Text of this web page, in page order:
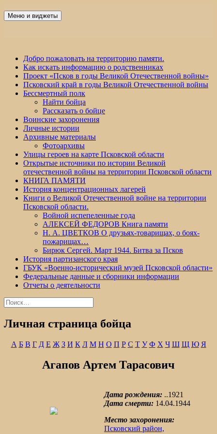
Победа 60
Меню и виджеты
Добро пожаловать на территорию памяти.
Как искать информацию о родственниках
Проект «Псков в годы Великой Отечественной войны»
Псковский край в годы Великой Отечественной войны
Бессмертный полк
Найти бойца
Рассказать о бойце
Воинские захоронения
Личные истории
Архивные материалы
Фотоархивы
Улицы героев на карте Псковской области
Открытые источники по истории Великой
отечественной войны на территории Псковской области
КНИГА ПАМЯТИ
История концентрационных лагерей
Книги о Великой Отечественной войне на территории
Псковской области.
Войной испепеленные года
АЛЕКСЕЙ ФЕДОРОВ Книга памяти
Н. А. ЦВЕТКОВ О друзьях-товарищах, о боях-
пожарищах…
Бирюк Сергей. Март 1944. Битва за Псков
История партизанского края
ГБУК «Военно-исторический музей Псковской области»
Федеральные данные и сборники информации
Отчеты о деятельности
Найти:
Личная страница бойца
А Б В Г Д Е Ж З И К Л М Н О П Р С Т У Ф Х Ч Ш Щ Ю Я
Агапов Артем Тарасович
Дата рождения: ..1921
Дата смерти: 14.04.1944
Место захоронения:
Псковский район,